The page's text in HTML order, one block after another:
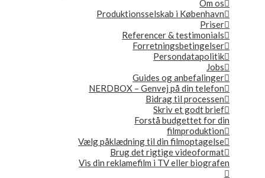
Om os
Produktionsselskab i København
Priser
Referencer & testimonials
Forretningsbetingelser
Persondatapolitik
Jobs
Guides og anbefalinger
NERDBOX – Genvej på din telefon
Bidrag til processen
Skriv et godt brief
Forstå budgettet for din
filmproduktion
Vælg påklædning til din filmoptagelse
Brug det rigtige videoformat
Vis din reklamefilm i TV eller biografen